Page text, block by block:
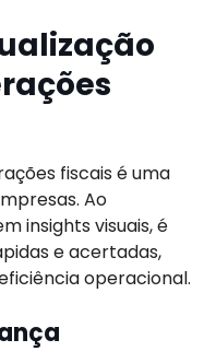
fiscais é uma
Ao
insights visuais, é
e acertadas,
operacional.